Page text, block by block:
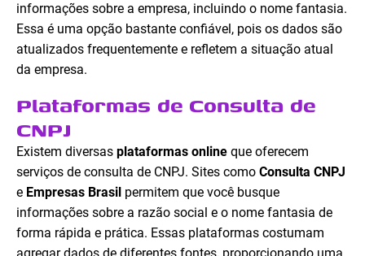
informações sobre a empresa, incluindo o nome fantasia.
Essa é uma opção bastante confiável, pois os dados são
atualizados frequentemente e refletem a situação atual
da empresa.
Plataformas de Consulta de
CNPJ
Existem diversas plataformas online que oferecem
serviços de consulta de CNPJ. Sites como Consulta CNPJ
e Empresas Brasil permitem que você busque
informações sobre a razão social e o nome fantasia de
forma rápida e prática. Essas plataformas costumam